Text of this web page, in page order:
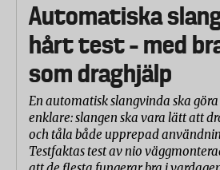
Automatiska
hårt test – med
som draghjälp
En automatisk slangvinda ska
enklare: slangen ska vara lätt att
och tåla både upprepad
Testfaktas test av nio